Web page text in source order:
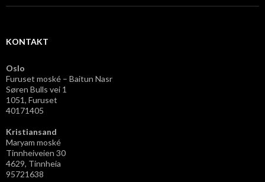
KONTAKT
Oslo
Furuset moské – Baitun Nasr
Søren Bulls vei 1
1051, Furuset
40171405
Kristiansand
Maryam moské
Tinnheiveien 30
4629, Tinnheia
95721638